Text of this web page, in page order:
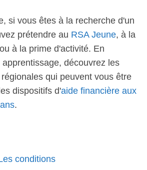
si vous êtes à la recherche d'un
prétendre au RSA Jeune, à la
à la prime d'activité. En
découvrez les
qui peuvent vous être
dispositifs d'aide financière aux
.
conditions